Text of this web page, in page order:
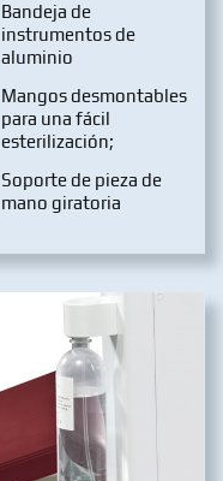
Bandeja de
instrumentos de
aluminio
Mangos desmontables
para una fácil
esterilización;
Soporte de pieza de
mano giratoria